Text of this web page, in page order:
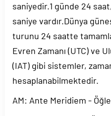
saniyedir.1 günde 24
saniye vardır.Dünya
turunu 24 saatte
Evren Zamanı (UTC) ve
(IAT) gibi sistemler,
hesaplanabilmektedir.
AM: Ante Meridiem -